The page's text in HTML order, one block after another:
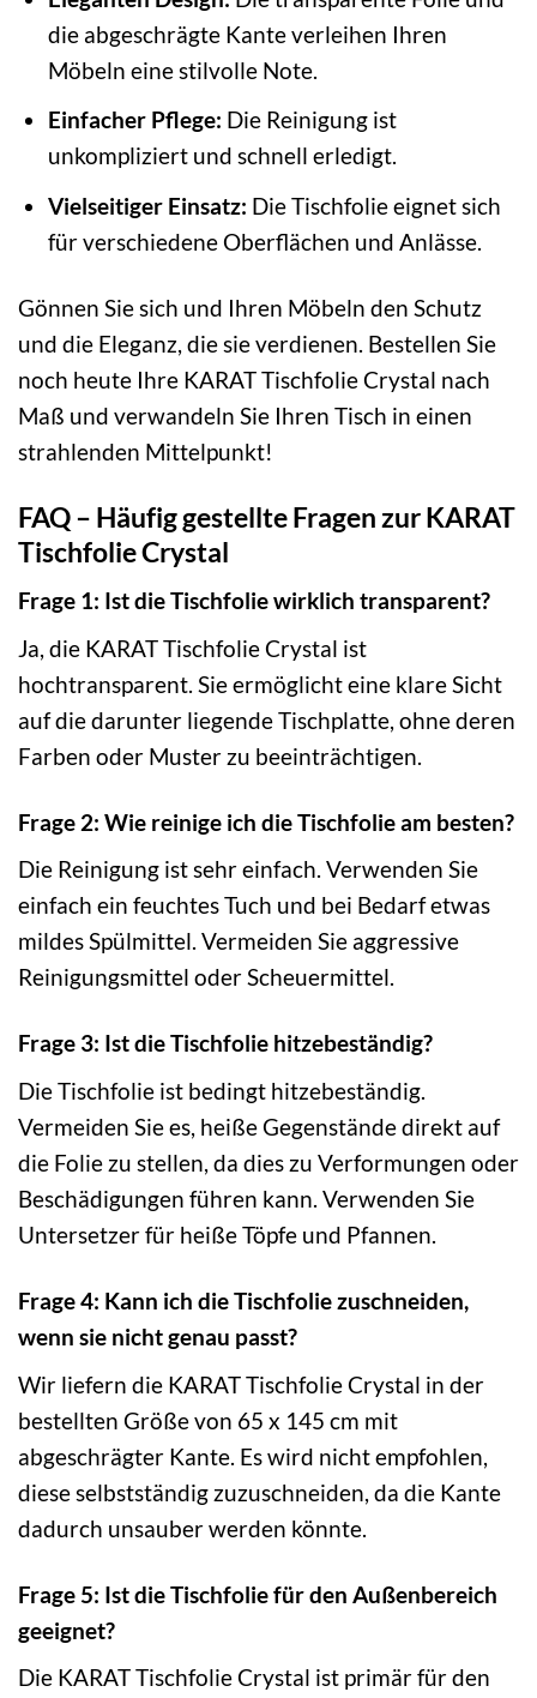
die abgeschrägte Kante verleihen Ihren
Möbeln eine stilvolle Note.
Einfacher Pflege: Die Reinigung ist
unkompliziert und schnell erledigt.
Vielseitiger Einsatz: Die Tischfolie eignet sich
für verschiedene Oberflächen und Anlässe.
Gönnen Sie sich und Ihren Möbeln den Schutz
und die Eleganz, die sie verdienen. Bestellen Sie
noch heute Ihre KARAT Tischfolie Crystal nach
Maß und verwandeln Sie Ihren Tisch in einen
strahlenden Mittelpunkt!
FAQ – Häufig gestellte Fragen zur KARAT
Tischfolie Crystal
Frage 1: Ist die Tischfolie wirklich transparent?
Ja, die KARAT Tischfolie Crystal ist
hochtransparent. Sie ermöglicht eine klare Sicht
auf die darunter liegende Tischplatte, ohne deren
Farben oder Muster zu beeinträchtigen.
Frage 2: Wie reinige ich die Tischfolie am besten?
Die Reinigung ist sehr einfach. Verwenden Sie
einfach ein feuchtes Tuch und bei Bedarf etwas
mildes Spülmittel. Vermeiden Sie aggressive
Reinigungsmittel oder Scheuermittel.
Frage 3: Ist die Tischfolie hitzebeständig?
Die Tischfolie ist bedingt hitzebeständig.
Vermeiden Sie es, heiße Gegenstände direkt auf
die Folie zu stellen, da dies zu Verformungen oder
Beschädigungen führen kann. Verwenden Sie
Untersetzer für heiße Töpfe und Pfannen.
Frage 4: Kann ich die Tischfolie zuschneiden,
wenn sie nicht genau passt?
Wir liefern die KARAT Tischfolie Crystal in der
bestellten Größe von 65 x 145 cm mit
abgeschrägter Kante. Es wird nicht empfohlen,
diese selbstständig zuzuschneiden, da die Kante
dadurch unsauber werden könnte.
Frage 5: Ist die Tischfolie für den Außenbereich
geeignet?
Die KARAT Tischfolie Crystal ist primär für den